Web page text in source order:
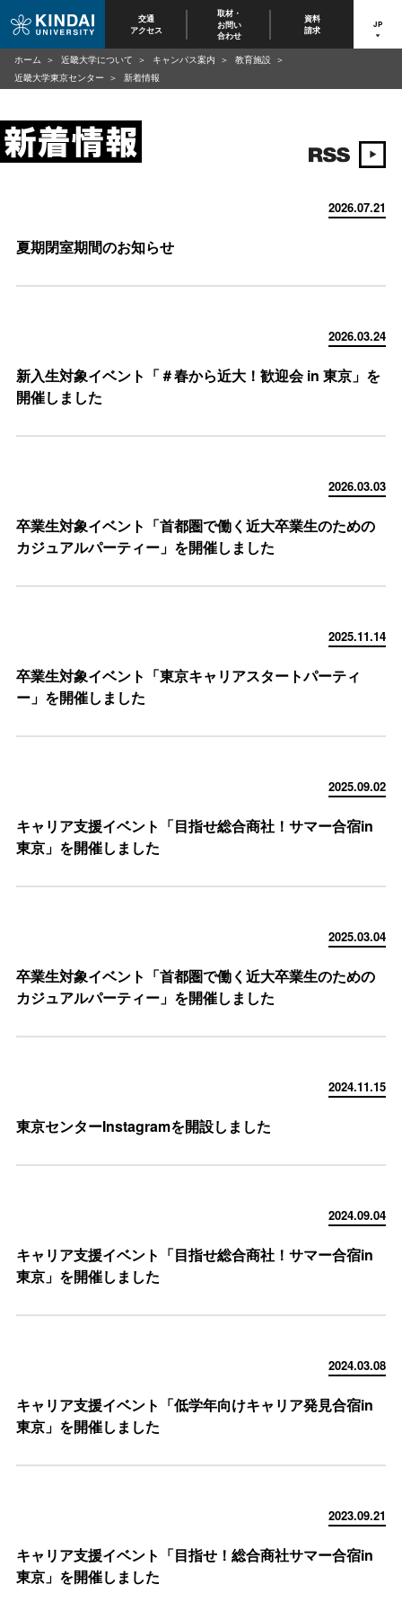
交通
アクセス
取材・
お問い
合わせ
資料
請求
JP
2026.07.21
夏期閉室期間のお知らせ
2026.03.24
新入生対象イベント「＃春から近大！歓迎会 in 東京」を
開催しました
2026.03.03
卒業生対象イベント「首都圏で働く近大卒業生のための
カジュアルパーティー」を開催しました
2025.11.14
卒業生対象イベント「東京キャリアスタートパーティ
ー」を開催しました
2025.09.02
キャリア支援イベント「目指せ総合商社！サマー合宿in
東京」を開催しました
2025.03.04
卒業生対象イベント「首都圏で働く近大卒業生のための
カジュアルパーティー」を開催しました
2024.11.15
東京センターInstagramを開設しました
2024.09.04
キャリア支援イベント「目指せ総合商社！サマー合宿in
東京」を開催しました
2024.03.08
キャリア支援イベント「低学年向けキャリア発見合宿in
東京」を開催しました
2023.09.21
キャリア支援イベント「目指せ！総合商社サマー合宿in
東京」を開催しました
ホーム 近畿大学について キャンパス案内
教育施設
近畿大学東京センター
新着情報